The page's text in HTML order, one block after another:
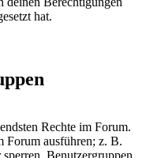
hat.
Rechte im Forum.
Forum ausführen; z. B.